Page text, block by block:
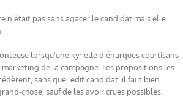
n’était pas sans agacer le candidat mais elle
lorsqu’une kyrielle d’énarques courtisans
marketing de la campagne. Les propositions les
sans que ledit candidat, il faut bien
chose, sauf de les avoir crues possibles.